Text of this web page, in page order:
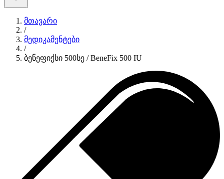
მთავარი
/
მედიკამენტები
/
ბენეფიქსი 500სე / BeneFix 500 IU